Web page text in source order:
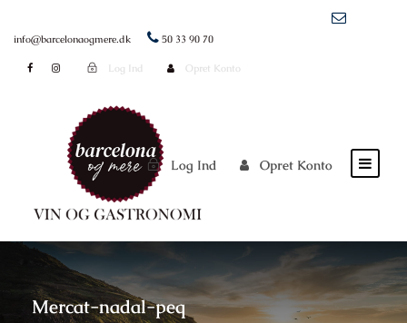
info@barcelonaogmere.dk 50 33 90 70
Log Ind Opret Konto
Log Ind Opret Konto
Mercat-nadal-peq